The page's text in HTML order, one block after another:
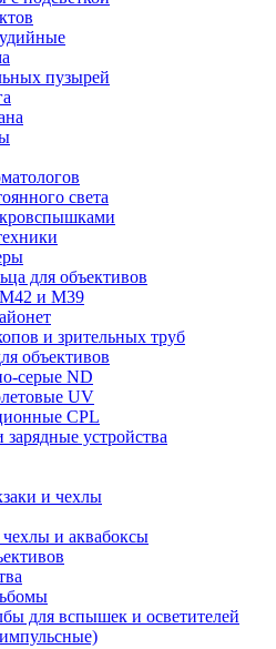
пузырей
света
для объективов
М42 и М39
и зрительных труб
объективов
серые ND
UV
CPL
устройства
и чехлы
и аквабоксы
для вспышек и осветителей